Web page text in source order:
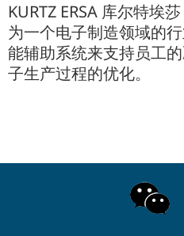
KURTZ ERSA 库尔特埃
为一个电子制造领域的
能辅助系统来支持员工
子生产过程的优化。